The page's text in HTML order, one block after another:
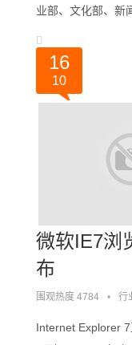
业部、文化部、新
这样的******门户
16
10
微软IE7浏
布
围观热度 4784 • 行
Internet Explorer